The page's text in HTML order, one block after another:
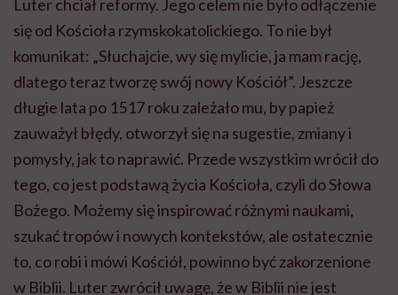
Luter chciał reformy. Jego celem nie było odłączenie
się od Kościoła rzymskokatolickiego. To nie był
komunikat: „Słuchajcie, wy się mylicie, ja mam rację,
dlatego teraz tworzę swój nowy Kościół”. Jeszcze
długie lata po 1517 roku zależało mu, by papież
zauważył błędy, otworzył się na sugestie, zmiany i
pomysły, jak to naprawić. Przede wszystkim wrócił do
tego, co jest podstawą życia Kościoła, czyli do Słowa
Bożego. Możemy się inspirować różnymi naukami,
szukać tropów i nowych kontekstów, ale ostatecznie
to, co robi i mówi Kościół, powinno być zakorzenione
w Biblii. Luter zwrócił uwagę, że w Biblii nie jest